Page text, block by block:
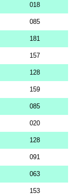
018
085
181
157
128
159
085
020
128
091
063
153